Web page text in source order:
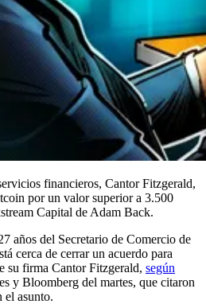
financieros, Cantor Fitzgerald,
por un valor superior a 3.500
Capital de Adam Back.
años del Secretario de Comercio de
cerca de cerrar un acuerdo para
su firma Cantor Fitzgerald, según
y Bloomberg del martes, que citaron
el asunto.